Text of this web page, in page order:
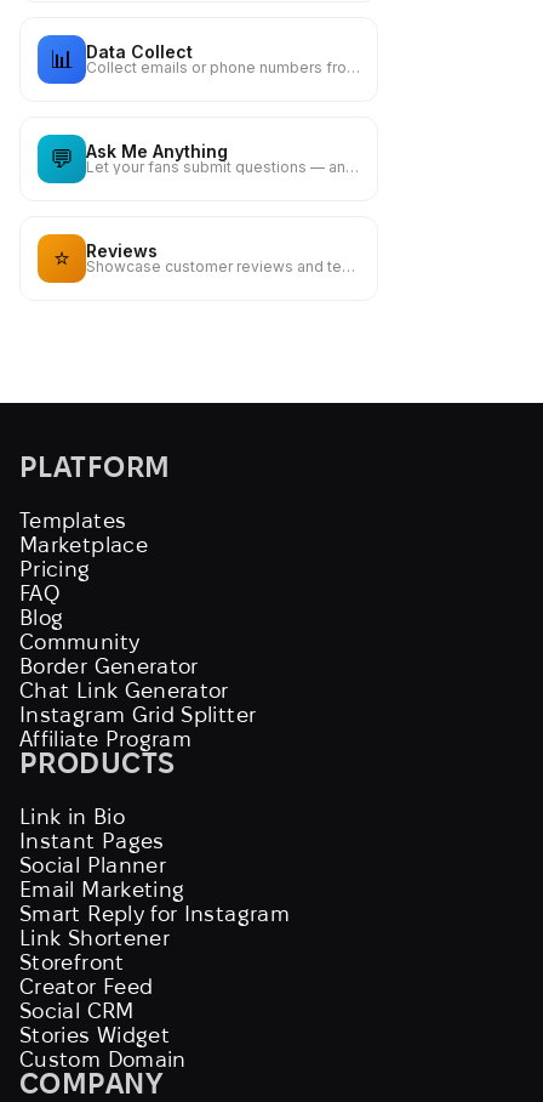
📊 Data Collect
Collect emails or phone numbers from your visitors
💬 Ask Me Anything
Let your fans submit questions — answer publicly or privately
⭐ Reviews
Showcase customer reviews and testimonials to build trust
PLATFORM
Templates
Marketplace
Pricing
FAQ
Blog
Community
Border Generator
Chat Link Generator
Instagram Grid Splitter
Affiliate Program
PRODUCTS
Link in Bio
Instant Pages
Social Planner
Email Marketing
Smart Reply for Instagram
Link Shortener
Storefront
Creator Feed
Social CRM
Stories Widget
Custom Domain
COMPANY